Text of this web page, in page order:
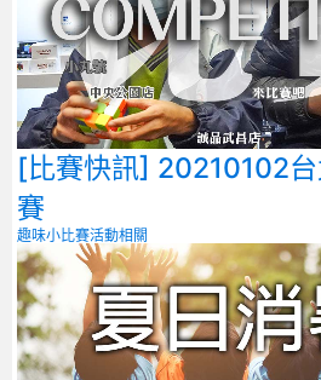
[比賽快訊] 20210102
賽
趣味小比賽活動相關